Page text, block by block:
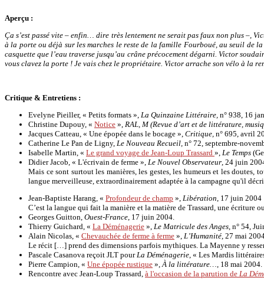
Aperçu :
Ça s’est passé vite – enfin… dire très lentement ne serait pas faux non plus –,
à la porte ou déjà sur les marches le reste de la famille Fourboué, au seuil de
casquette que l’eau traverse jusqu’au crâne précocement dégarni. Victor
vous clavez la porte ! Je vais chez le propriétaire. Victor arrache son vélo à la
Critique & Entretiens :
Evelyne Pieiller, « Petits formats », La Quinzaine Littéraire, n° 938, 16
Christine Dupouy, « Notice », RAL, M (Revue d’art et de littérature,
Jacques Catteau, « Une épopée dans le bocage », Critique, n° 695, avril
Catherine Le Pan de Ligny, Le Nouveau Recueil, n° 72, septembre-
Isabelle Martin, « Le grand voyage de Jean-Loup Trassard », Le Temps
Didier Jacob, « L'écrivain de ferme », Le Nouvel Observateur, 24 juin
Mais ce sont surtout les manières, les gestes, les humeurs et les doutes,
langue merveilleuse, extraordinairement adaptée à la campagne qu'il
Jean-Baptiste Harang, « Profondeur de champ », Libération, 17 juin 2004
C’est la langue qui fait la manière et la matière de Trassard, une écriture
Georges Guitton, Ouest-France, 17 juin 2004.
Thierry Guichard, « La Déménagerie », Le Matricule des Anges, n° 54,
Alain Nicolas, « Chevauchée de ferme à ferme », L’Humanité, 27 mai
Le récit […] prend des dimensions parfois mythiques. La Mayenne y
Pascale Casanova reçoit JLT pourLa Déménagerie, « Les Mardis
Pierre Campion, « Une épopée rustique »,À la littérature…, 18 mai 2004.
Rencontre avec Jean-Loup Trassard, à l'occasion de la parution de La